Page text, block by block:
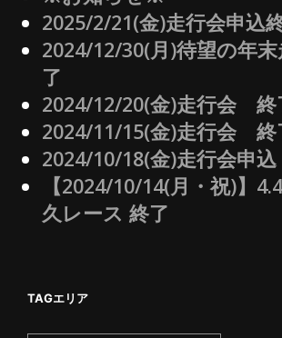
2025/2/21(金)走行会申込
2024/12/30(月)待望の年
了
2024/12/20(金)走行会 終
2024/11/15(金)走行会 終
2024/10/18(金)走行会申
【2024/10/14(月・祝)】
久レース 終了
TAGエリア